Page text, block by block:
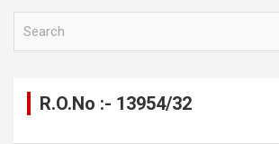
R.O.No :- 13954/32